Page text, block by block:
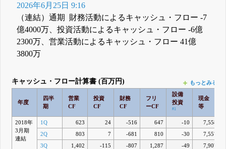
2026年6月25日 9:16
（連結）通期 財務活動によるキャッシュ・フロー -7
億4000万、投資活動によるキャッシュ・フロー -6億
2300万、営業活動によるキャッシュ・フロー 41億
3800万
キャッシュ・フロー計算書 (百万円) もっとみる
年度
四半
期
営業
CF
投資
CF
財務
CF
フリ
ーCF
設備
投資
#1
現金
等
2018年
3月期
連結
1Q 623 24 -516 647 -10
7,558
2Q
803 7 -681 810 -30
7,557
3Q
1,402 -115 -807 1,287 -49 7,907